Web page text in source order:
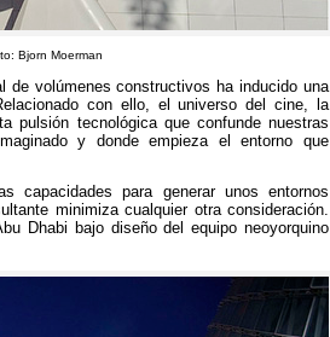
Bjorn Moerman
de volúmenes constructivos ha inducido una
con ello, el universo del cine, la
pulsión tecnológica que confunde nuestras
y donde empieza el entorno que
capacidades para generar unos entornos
minimiza cualquier otra consideración.
Dhabi bajo diseño del equipo neoyorquino